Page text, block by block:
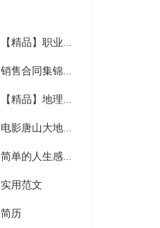
【精品】职业规划职业规划模板汇总九篇
销售合同集锦9篇
【精品】地理教学总结3篇
电影唐山大地震观后感
简单的人生感言语录合集47条
实用范文
简历